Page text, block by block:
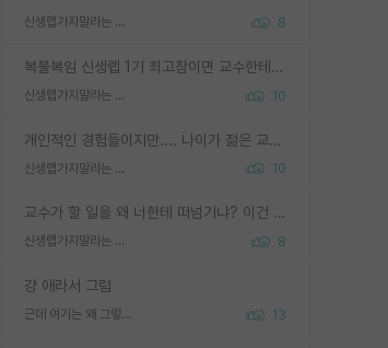
신생랩가지말라는 이유가 있었구나 8
복불복임 신생랩 1기 최고참이면 교수한테 직접 지도받는 시간이 매우 많음 제대로 된 교수라면 말이지 그게 아니라면 그냥 넌 해방 불가능한 노예 1호에 감점쓰레기통이 되는거고
신생랩가지말라는 이유가 있었구나 10
개인적인 경험들이지만.... 나이가 젊은 교수일수록 꼰대라는 가면을 쓴 채로 무례함을 행동하는 경우가 거의 90% 정도였음. 나이가 어린데 다른 또래들과 달리 명예, 권력, 재력까지 얻었으니 세상 다 가진 기분이겠지. 오히러 나이 든 교수들이 행동과 말을 더 조심하시더라.
신생랩가지말라는 이유가 있었구나 10
교수가 할 일을 왜 너한테 떠넘기냐? 이건 교수가 제대로 잘 알지 못하는 경우일텐데...
신생랩가지말라는 이유가 있었구나 8
걍 애라서 그럼
근데 여기는 왜 그렇게 SPK를 물어보는거임? 13